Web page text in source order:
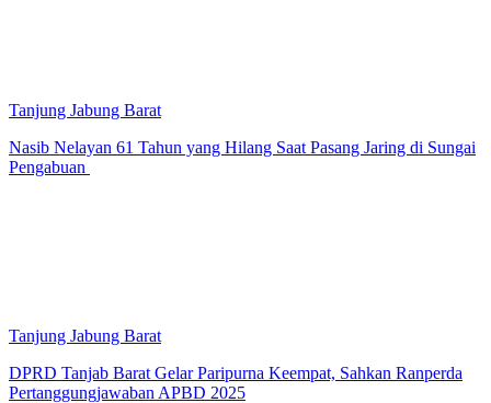
Tanjung Jabung Barat
Nasib Nelayan 61 Tahun yang Hilang Saat Pasang Jaring di Sungai
Pengabuan
Tanjung Jabung Barat
DPRD Tanjab Barat Gelar Paripurna Keempat, Sahkan Ranperda
Pertanggungjawaban APBD 2025